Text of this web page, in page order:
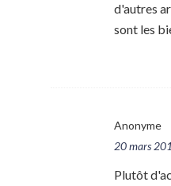
d'autres
sont les
Anonyme
20 mars
Plutôt